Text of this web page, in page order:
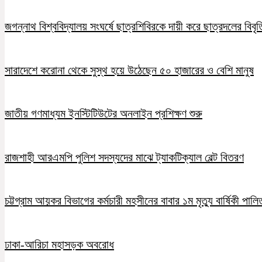
জগন্নাথ বিশ্ববিদ্যালয় সংঘর্ষে ছাত্রশিবিরকে দায়ী করে ছাত্রদলের
সারাদেশে করোনা থেকে সুস্থ হয়ে উঠেছেন ৫০ হাজারের ও বেশি মানুষ
জাতীয় গণমাধ্যম ইনস্টিটিউটের অনলাইন প্রশিক্ষণ শুরু
রাজশাহী আরএমপি পুলিশ সদস্যদের মাঝে ট্যাকটিক্যাল বেল্ট বিতরণ
চট্টগ্রাম আয়কর বিভাগের কর্মচারী মহসীনের বাবার ১ম মৃত্যু বার্ষিকী
ঢাকা-আরিচা মহাসড়ক অবরোধ